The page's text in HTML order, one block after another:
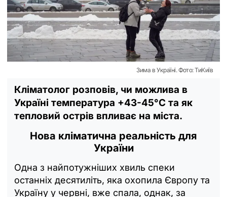
Зима в Україні. Фото: ТиКиїв
Кліматолог розповів, чи можлива в
Україні температура +43-45°C та як
тепловий острів впливає на міста.
Нова кліматична реальність для
України
Одна з найпотужніших хвиль спеки
останніх десятиліть, яка охопила Європу та
Україну у червні, вже спала, однак, за